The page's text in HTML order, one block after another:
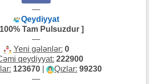
—
Qeydiyyat
Tam Pulsuzdur ]
—
Yeni gələnlər: 0
qeydiyyat: 222900
123670 Qızlar: 99230
—